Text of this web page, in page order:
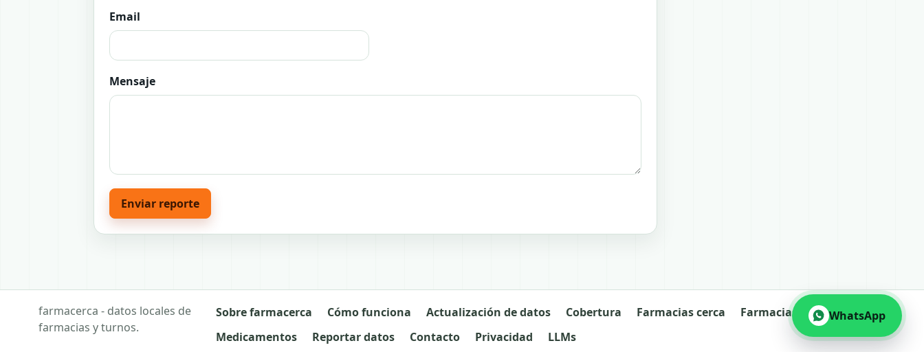
Email
Mensaje
Enviar reporte
WhatsApp
farmacerca - datos locales de
farmacias y turnos.
Sobre farmacerca Cómo funciona Actualización de datos Cobertura Farmacias cerca
Farmacias abiertas
Medicamentos
Reportar datos Contacto Privacidad LLMs